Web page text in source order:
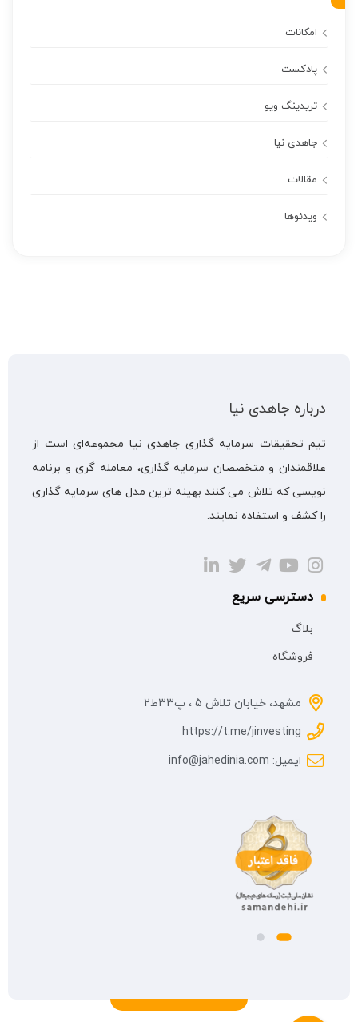
امکانات
پادکست
تریدینگ ویو
جاهدی نیا
مقالات
ویدئوها
درباره جاهدی نیا
تیم تحقیقات سرمایه گذاری جاهدی نیا مجموعه‌ای است از
علاقمندان و متخصصان سرمایه گذاری، معامله گری و برنامه
نویسی که تلاش می کنند بهینه ترین مدل های سرمایه گذاری
را کشف و استفاده نمایند.
دسترسی سریع
بلاگ
فروشگاه
مشهد، خیابان تلاش 5 ، پ33ط2
https://t.me/jinvesting
ایمیل: info@jahedinia.com